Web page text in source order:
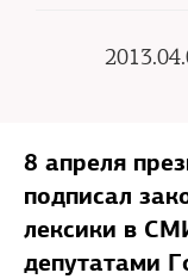
8 апреля
подписал
лексики в
депутатами